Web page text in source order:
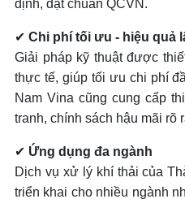
định, đạt chuẩn QCVN.
✔ Chi phí tối ưu - hiệu quả
Giải pháp kỹ thuật được
thực tế, giúp tối ưu chi phí
Nam Vina cũng cung cấp
tranh, chính sách hậu mãi rõ
✔ Ứng dụng đa ngành
Dịch vụ xử lý khí thải của
triển khai cho nhiều ngành